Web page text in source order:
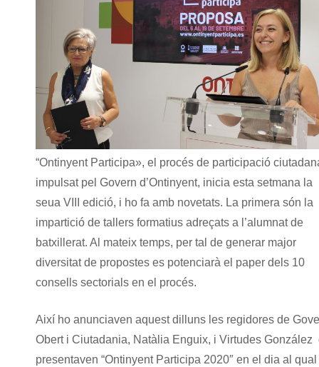
“Ontinyent Participa», el procés de participació
impulsat pel Govern d’Ontinyent, inicia esta setmana la
seua VIII edició, i ho fa amb novetats. La primera són la
impartició de tallers formatius adreçats a l’alumnat de
batxillerat. Al mateix temps, per tal de generar major
diversitat de propostes es potenciarà el paper dels 10
consells sectorials en el procés.
Així ho anunciaven aquest dilluns les regidores de
Obert i Ciutadania, Natàlia Enguix, i Virtudes González
presentaven “Ontinyent Participa 2020″ en el dia al qual